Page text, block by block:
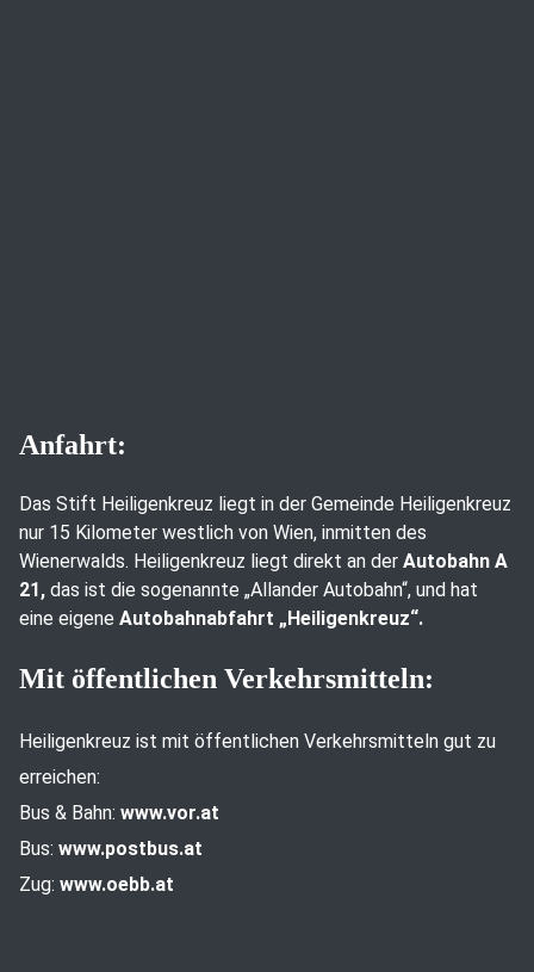
Anfahrt:
Das Stift Heiligenkreuz liegt in der Gemeinde Heiligenkreuz
nur 15 Kilometer westlich von Wien, inmitten des
Wienerwalds. Heiligenkreuz liegt direkt an der Autobahn A
21, das ist die sogenannte „Allander Autobahn“, und hat
eine eigene Autobahnabfahrt „Heiligenkreuz“.
Mit öffentlichen Verkehrsmitteln:
Heiligenkreuz ist mit öffentlichen Verkehrsmitteln gut zu
erreichen:
Bus & Bahn: www.vor.at
Bus: www.postbus.at
Zug: www.oebb.at